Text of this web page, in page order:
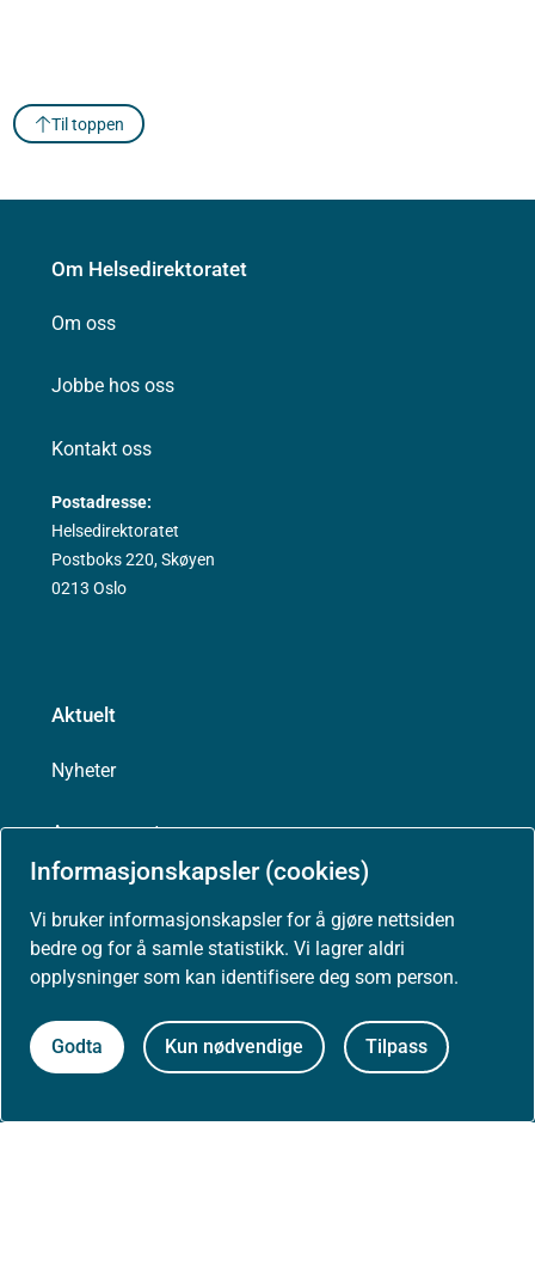
Informasjonskapsler (cookies)
Vi bruker informasjonskapsler for å gjøre nettsiden
bedre og for å samle statistikk. Vi lagrer aldri
opplysninger som kan identifisere deg som person.
Godta Kun nødvendige Tilpass
Til toppen
Om Helsedirektoratet
Om oss
Jobbe hos oss
Kontakt oss
Postadresse:
Helsedirektoratet
Postboks 220, Skøyen
0213 Oslo
Aktuelt
Nyheter
Arrangementer
Presse